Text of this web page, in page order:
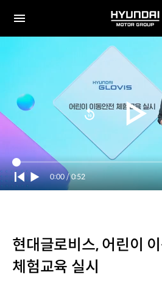
전체
HYUNDAI
MOTOR
GROUP
Current
Time
0:00 / Duration
0:52
현대글로비스, 어린이
체험교육 실시